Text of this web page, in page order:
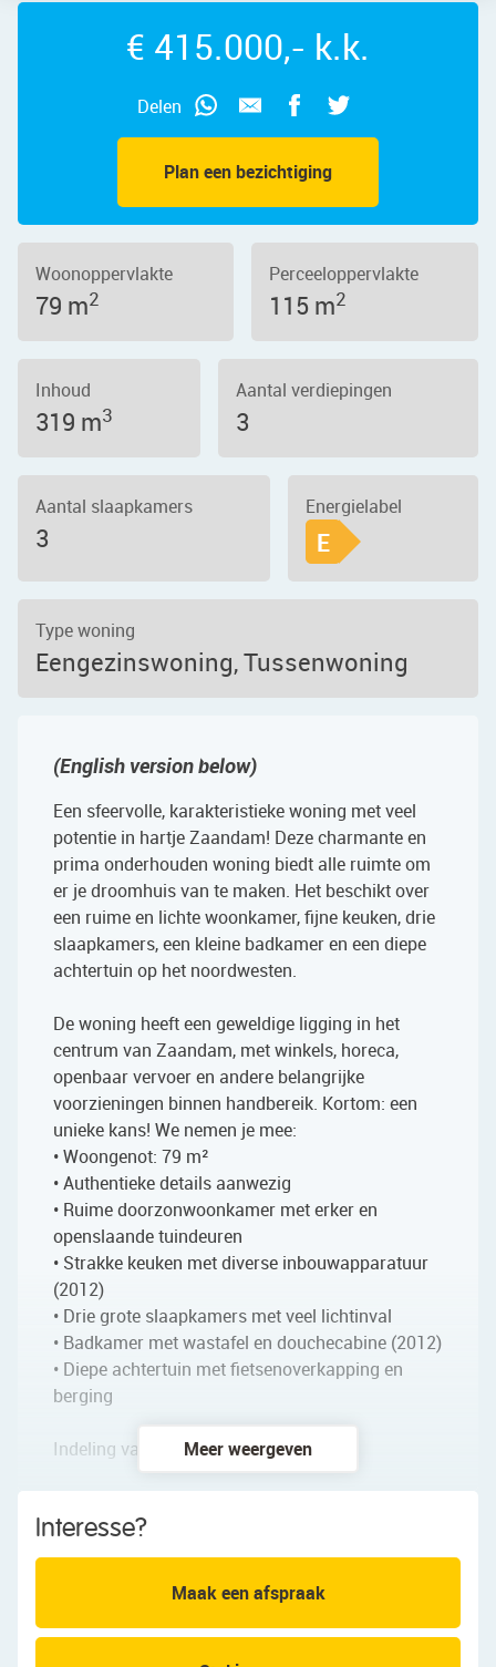
Plan een bezichtiging
Delen
€ 415.000,- k.k.
Woonoppervlakte
79 m2
Perceeloppervlakte
115 m2
Inhoud
319 m3
Aantal verdiepingen
3
Aantal slaapkamers
3
Energielabel
E
Type woning
Eengezinswoning, Tussenwoning
(English version below)
Een sfeervolle, karakteristieke woning met veel
potentie in hartje Zaandam! Deze charmante en
prima onderhouden woning biedt alle ruimte om
er je droomhuis van te maken. Het beschikt over
een ruime en lichte woonkamer, fijne keuken, drie
slaapkamers, een kleine badkamer en een diepe
achtertuin op het noordwesten.
De woning heeft een geweldige ligging in het
centrum van Zaandam, met winkels, horeca,
openbaar vervoer en andere belangrijke
voorzieningen binnen handbereik. Kortom: een
unieke kans! We nemen je mee:
• Woongenot: 79 m²
• Authentieke details aanwezig
• Ruime doorzonwoonkamer met erker en
openslaande tuindeuren
• Strakke keuken met diverse inbouwapparatuur
(2012)
• Drie grote slaapkamers met veel lichtinval
• Badkamer met wastafel en douchecabine (2012)
• Diepe achtertuin met fietsenoverkapping en
berging
Indeling van de woning:
Via de straat bereik je de overdekte voordeur van
deze charmante eengezinswoning. Na
binnenkomst word je verwelkomd in een ruime
entreehal met meterkast, trapopgang naar de
eerste verdieping, een toiletruimte met staand
toilet, en toegang tot de woonkamer.
Meer weergeven
Interesse?
Maak een afspraak